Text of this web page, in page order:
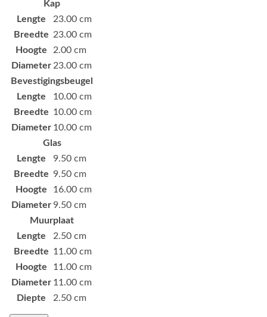
Kap
Lengte
23.00 cm
Breedte 23.00 cm
Hoogte
2.00 cm
Diameter 23.00 cm
Bevestigingsbeugel
Lengte
10.00 cm
Breedte 10.00 cm
Diameter 10.00 cm
Glas
Lengte
9.50 cm
Breedte 9.50 cm
Hoogte
16.00 cm
Diameter 9.50 cm
Muurplaat
Lengte
2.50 cm
Breedte 11.00 cm
Hoogte
11.00 cm
Diameter 11.00 cm
Diepte
2.50 cm